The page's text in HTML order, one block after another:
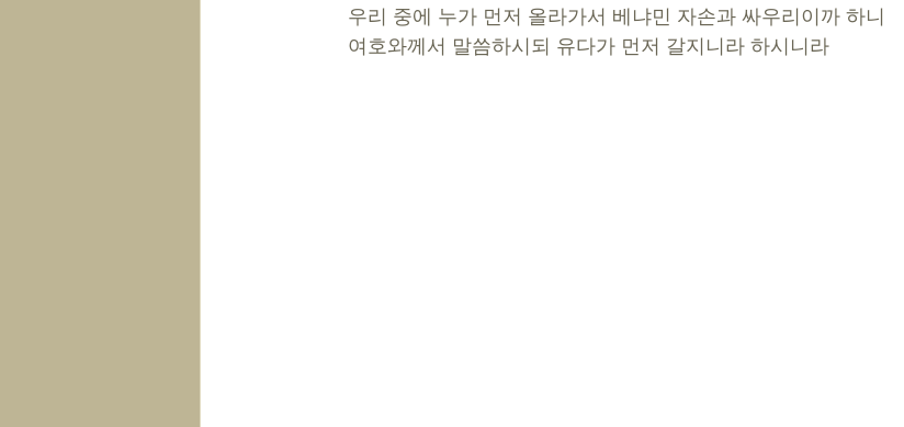
       우리 중에 누가 먼저 올라가서 베냐민 자손과 싸우리이까 하니
       여호와께서 말씀하시되 유다가 먼저 갈지니라 하시니라